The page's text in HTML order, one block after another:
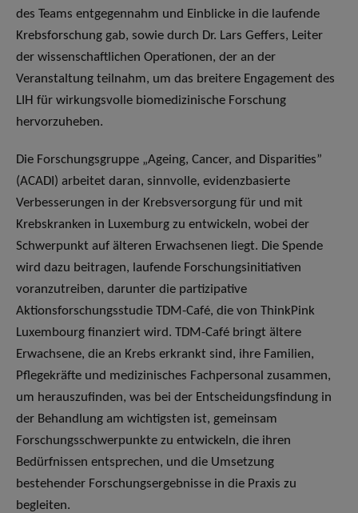
des Teams entgegennahm und Einblicke in die laufende
Krebsforschung gab, sowie durch Dr. Lars Geffers, Leiter
der wissenschaftlichen Operationen, der an der
Veranstaltung teilnahm, um das breitere Engagement des
LIH für wirkungsvolle biomedizinische Forschung
hervorzuheben.
Die Forschungsgruppe „Ageing, Cancer, and Disparities”
(ACADI) arbeitet daran, sinnvolle, evidenzbasierte
Verbesserungen in der Krebsversorgung für und mit
Krebskranken in Luxemburg zu entwickeln, wobei der
Schwerpunkt auf älteren Erwachsenen liegt. Die Spende
wird dazu beitragen, laufende Forschungsinitiativen
voranzutreiben, darunter die partizipative
Aktionsforschungsstudie TDM-Café, die von ThinkPink
Luxembourg finanziert wird. TDM-Café bringt ältere
Erwachsene, die an Krebs erkrankt sind, ihre Familien,
Pflegekräfte und medizinisches Fachpersonal zusammen,
um herauszufinden, was bei der Entscheidungsfindung in
der Behandlung am wichtigsten ist, gemeinsam
Forschungsschwerpunkte zu entwickeln, die ihren
Bedürfnissen entsprechen, und die Umsetzung
bestehender Forschungsergebnisse in die Praxis zu
begleiten.